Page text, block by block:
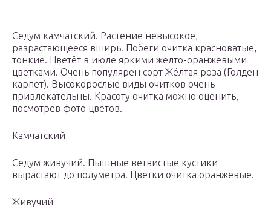
Седум камчатский. Растение невысокое,
разрастающееся вширь. Побеги очитка красноватые,
тонкие. Цветёт в июле яркими жёлто-оранжевыми
цветками. Очень популярен сорт Жёлтая роза (Голден
карпет). Высокорослые виды очитков очень
привлекательны. Красоту очитка можно оценить,
посмотрев фото цветов.
Камчатский
Седум живучий. Пышные ветвистые кустики
вырастают до полуметра. Цветки очитка оранжевые.
Живучий